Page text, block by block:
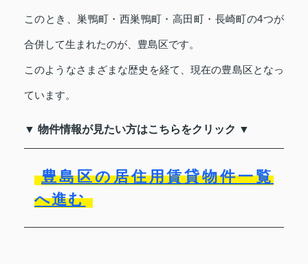
このとき、巣鴨町・西巣鴨町・高田町・長崎町の4つが
合併して生まれたのが、豊島区です。
このようなさまざまな歴史を経て、現在の豊島区となっ
ています。
▼ 物件情報が見たい方はこちらをクリック ▼
豊島区の居住用賃貸物件一覧
へ進む